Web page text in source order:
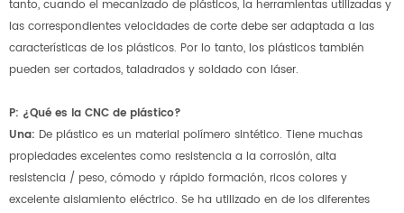
tanto, cuando el mecanizado de plásticos, la herramientas utilizadas y
las correspondientes velocidades de corte debe ser adaptada a las
características de los plásticos. Por lo tanto, los plásticos también
pueden ser cortados, taladrados y soldado con láser.
P: ¿Qué es la CNC de plástico?
Una: De plástico es un material polímero sintético. Tiene muchas
propiedades excelentes como resistencia a la corrosión, alta
resistencia / peso, cómodo y rápido formación, ricos colores y
excelente aislamiento eléctrico. Se ha utilizado en de los diferentes